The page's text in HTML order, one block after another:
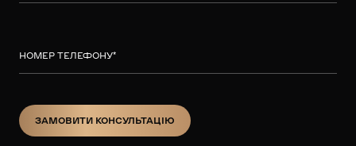
НОМЕР ТЕЛЕФОНУ*
ЗАМОВИТИ КОНСУЛЬТАЦІЮ